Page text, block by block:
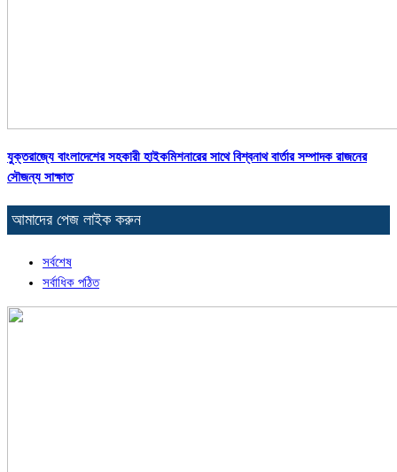
যুক্তরাজ্যে বাংলাদেশের সহকারী হাইকমিশনারের সাথে বিশ্বনাথ বার্তার সম্পাদক রাজনের
সৌজন্য সাক্ষাত
আমাদের পেজ লাইক করুন
সর্বশেষ
সর্বাধিক পঠিত